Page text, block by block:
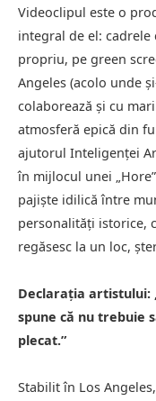
Videoclipul este o
integral de el:
propriu, pe green
Angeles (acolo unde
colaborează și cu
atmosferă epică din
ajutorul Inteligenței
în mijlocul unei
pajiște idilică între
personalități istorice,
regăsesc la un loc,
Declarația artistului:
spune că nu trebuie
plecat.”
Stabilit în Los